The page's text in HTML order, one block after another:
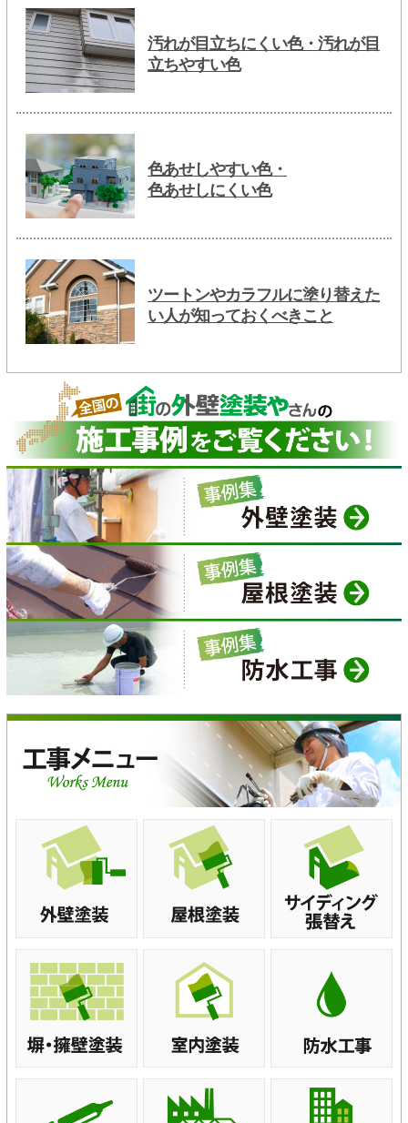
汚れが目立ちにくい色・汚れが目
立ちやすい色
色あせしやすい色・
色あせしにくい色
ツートンやカラフルに塗り替えた
い人が知っておくべきこと